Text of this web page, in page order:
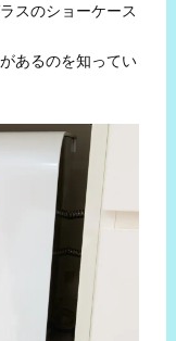
スのショーケース
あるのを知ってい